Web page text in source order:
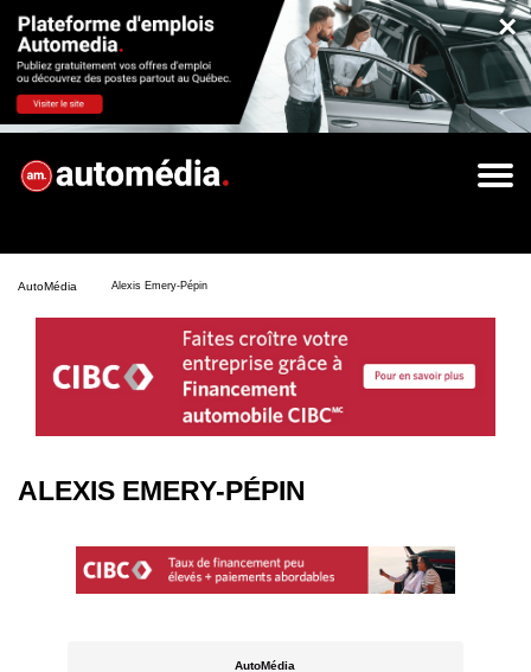
×
AutoMédia Alexis Emery-Pépin
ALEXIS EMERY-PÉPIN
AutoMédia